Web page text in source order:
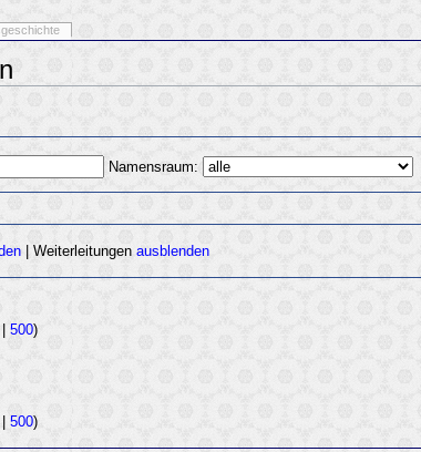
Namensraum:
| Weiterleitungen ausblenden
|500)
|500)